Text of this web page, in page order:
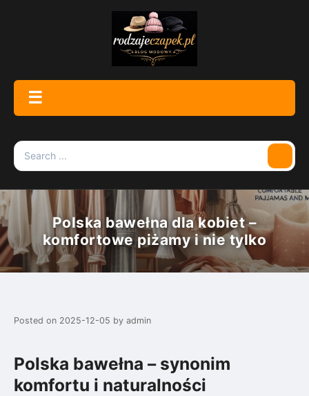
Menu
☰
Search
for:
Polska bawełna dla kobiet –
komfortowe piżamy i nie tylko
Posted on 2025-12-05 by admin
Polska bawełna – synonim
komfortu i naturalności